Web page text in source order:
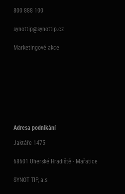
800 888 100
synottip@synottip.cz
Marketingové akce
Adresa podnikání
Jaktáře 1475
68601 Uherské Hradiště - Mařatice
SYNOT TIP, a.s